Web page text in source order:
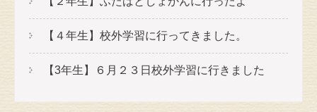
【４年生】校外学習に行ってきました。
【3年生】６月２３日校外学習に行きました